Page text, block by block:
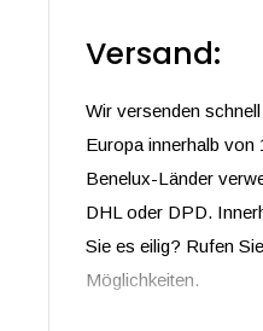
Produktbeschreibung
Grapefruit (pink)
Unser biologisches
Produkt, gewonnen
Duft und
Aromatherapie als
Versand:
Wir versenden
Europa innerhalb von
Benelux-Länder
DHL oder DPD.
Sie es eilig? Rufen
Möglichkeiten.